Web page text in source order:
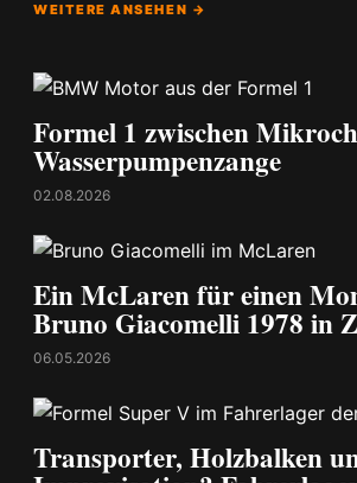
WEITERE ANSEHEN →
Formel 1 zwischen
Wasserpumpenzange
02.08.2026
Ein McLaren für einen
Bruno Giacomelli 1978 in
06.05.2026
Transporter, Holzbalken